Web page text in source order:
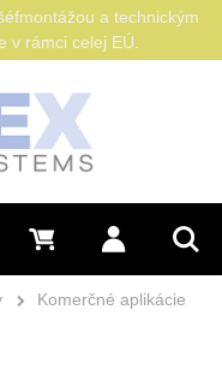
Prihlásiť sa
0 €
a technickým
v rámci celej EÚ.
Komerčné aplikácie